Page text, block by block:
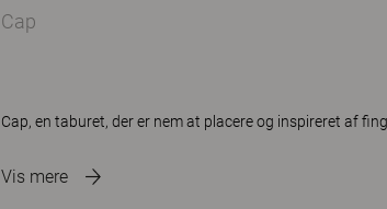
Cap
Cap, en taburet, der er nem at placere og inspireret af
Vis mere